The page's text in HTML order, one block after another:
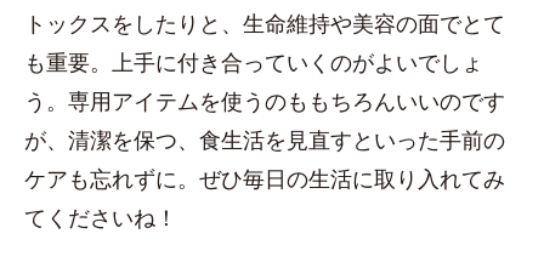
トックスをしたりと、生命維持や美容の面でとて
も重要。上手に付き合っていくのがよいでしょ
う。専用アイテムを使うのももちろんいいのです
が、清潔を保つ、食生活を見直すといった手前の
ケアも忘れずに。ぜひ毎日の生活に取り入れてみ
てくださいね！